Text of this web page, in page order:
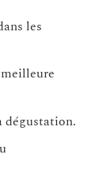
les
dégustation.